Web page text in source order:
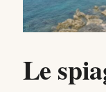
Le